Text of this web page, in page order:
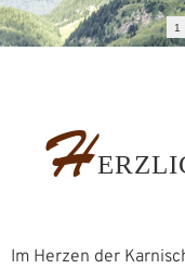
1
H
Im Herzen der